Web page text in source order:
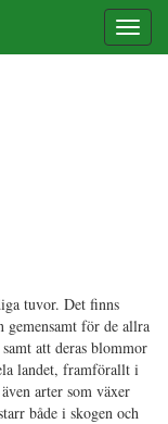
tuvor. Det finns
gemensamt för de allra
att deras blommor
landet, framförallt i
arter som växer
både i skogen och